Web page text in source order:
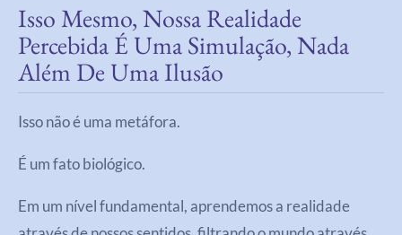
Isso Mesmo, Nossa Realidade
Percebida É Uma Simulação, Nada
Além De Uma Ilusão
Isso não é uma metáfora.
É um fato biológico.
Em um nível fundamental, aprendemos a realidade